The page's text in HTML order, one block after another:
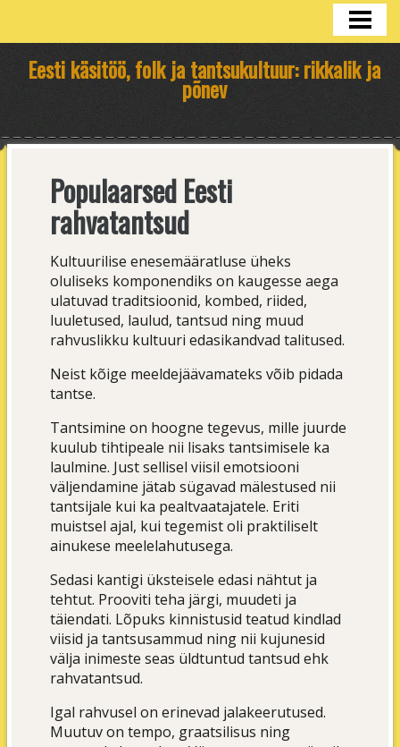
Eesti käsitöö, folk ja tantsukultuur: rikkalik ja
põnev
Populaarsed Eesti
rahvatantsud
Kultuurilise enesemääratluse üheks
oluliseks komponendiks on kaugesse aega
ulatuvad traditsioonid, kombed, riided,
luuletused, laulud, tantsud ning muud
rahvuslikku kultuuri edasikandvad talitused.
Neist kõige meeldejäävamateks võib pidada
tantse.
Tantsimine on hoogne tegevus, mille juurde
kuulub tihtipeale nii lisaks tantsimisele ka
laulmine. Just sellisel viisil emotsiooni
väljendamine jätab sügavad mälestused nii
tantsijale kui ka pealtvaatajatele. Eriti
muistsel ajal, kui tegemist oli praktiliselt
ainukese meelelahutusega.
Sedasi kantigi üksteisele edasi nähtut ja
tehtut. Prooviti teha järgi, muudeti ja
täiendati. Lõpuks kinnistusid teatud kindlad
viisid ja tantsusammud ning nii kujunesid
välja inimeste seas üldtuntud tantsud ehk
rahvatantsud.
Igal rahvusel on erinevad jalakeerutused.
Muutuv on tempo, graatsilisus ning